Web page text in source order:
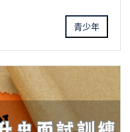
青少年